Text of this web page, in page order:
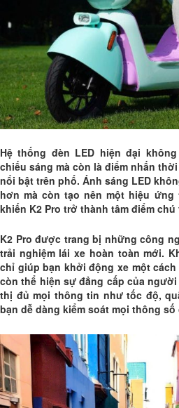
Hệ thống đèn LED hiện đại
chiếu sáng mà còn là điểm nhấn
nổi bật trên phố. Ánh sáng LED
hơn mà còn tạo nên một hiệu
khiến K2 Pro trở thành tâm điểm
K2 Pro được trang bị những công
trải nghiệm lái xe hoàn toàn mới.
chỉ giúp bạn khởi động xe một
còn thể hiện sự đẳng cấp của
thị đủ mọi thông tin như tốc độ,
bạn dễ dàng kiểm soát mọi thông số